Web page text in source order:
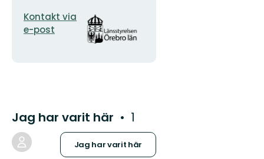
E-
postadress
Kontakt via
e-post
Organisationens
logotyp
Jag har varit här 1
Jag har varit här